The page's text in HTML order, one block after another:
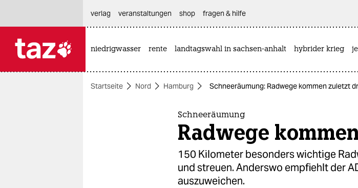
themen
verlag
veranstaltungen shop fragen & hilfe
niedrigwasser rente landtagswahl in sachsen-anhalt hybrider krieg
Startseite Nord Hamburg Schneeräumung: Radwege kommen zuletzt
Schneeräumung
Radwege
150 Kilometer besonders wichtige
und streuen. Anderswo empfiehlt der
auszuweichen.